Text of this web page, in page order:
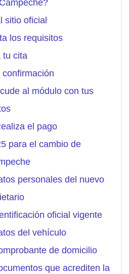
sitio oficial
los requisitos
tu cita
al módulo con tus
el pago
para el cambio de
personales del nuevo
oficial vigente
del vehículo
de domicilio
que acrediten la